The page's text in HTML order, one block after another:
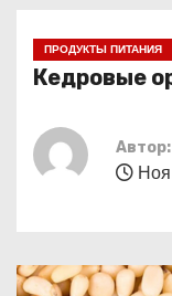
ПРОДУКТЫ ПИТАНИЯ
Кедровые
Автор:
Ноя